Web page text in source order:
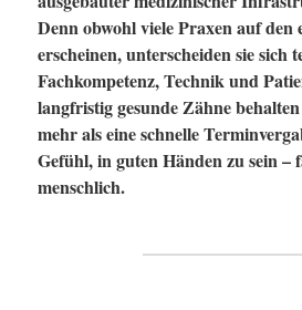
Denn obwohl viele Praxen auf
erscheinen, unterscheiden sie sich
Fachkompetenz, Technik und
langfristig gesunde Zähne
mehr als eine schnelle
Gefühl, in guten Händen zu sein –
menschlich.